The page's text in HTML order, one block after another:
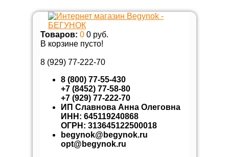
Товаров: 0 0 руб.
В корзине пусто!
8 (929) 77-222-70
8 (800) 77-55-430
+7 (8452) 77-58-80
+7 (929) 77-222-70
ИП Славнова Анна Олеговна
ИНН: 645119240868
ОГРН: 313645122500018
begynok@begynok.ru
opt@begynok.ru